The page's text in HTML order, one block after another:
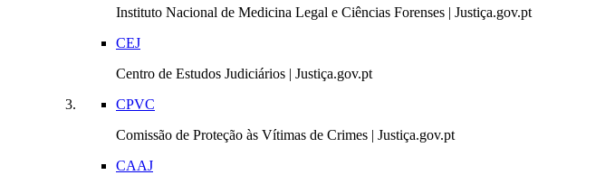
Instituto Nacional de Medicina Legal e Ciências Forenses | Justiça.gov.pt
CEJ
Centro de Estudos Judiciários | Justiça.gov.pt
CPVC
Comissão de Proteção às Vítimas de Crimes | Justiça.gov.pt
CAAJ